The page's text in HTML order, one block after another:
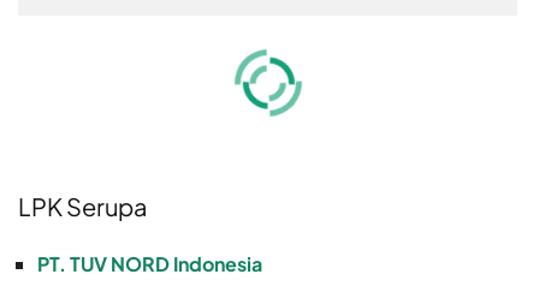
LPK Serupa
PT. TUV NORD Indonesia